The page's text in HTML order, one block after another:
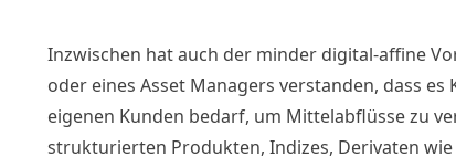
Inzwischen hat auch der minder digital-affine
oder eines Asset Managers verstanden, dass
eigenen Kunden bedarf, um Mittelabflüsse zu
strukturierten Produkten, Indizes, Derivaten wie